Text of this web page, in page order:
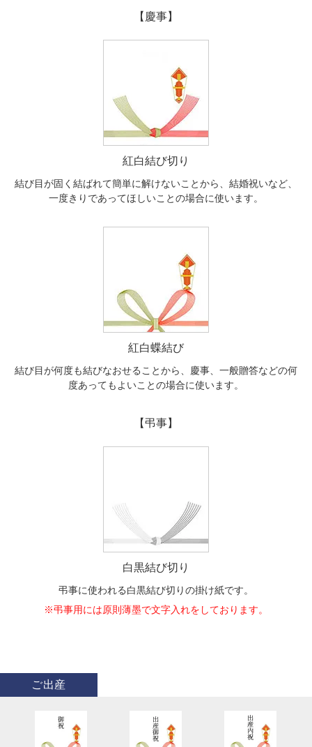
【慶事】
紅白結び切り
結び目が固く結ばれて簡単に解けないことから、結婚祝いなど、
一度きりであってほしいことの場合に使います。
紅白蝶結び
結び目が何度も結びなおせることから、慶事、一般贈答などの何
度あってもよいことの場合に使います。
【弔事】
白黒結び切り
弔事に使われる白黒結び切りの掛け紙です。
※弔事用には原則薄墨で文字入れをしております。
ご出産